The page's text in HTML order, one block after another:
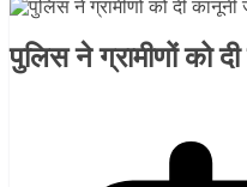
पुलिस ने ग्रामीणों को